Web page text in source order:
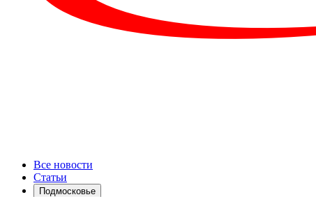
Все новости
Статьи
Подмосковье